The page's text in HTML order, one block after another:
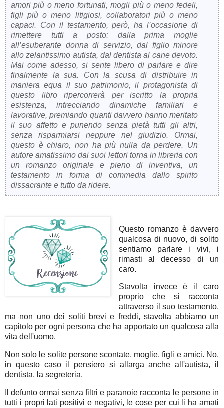
amori più o meno fortunati, mogli più o meno fedeli,
figli più o meno litigiosi, collaboratori più o meno
capaci. Con il testamento, però, ha l’occasione di
rimettere tutti a posto: dalla prima moglie
all’esuberante donna di servizio, dal figlio minore
allo zelantissimo autista, dal dentista al cane devoto.
Mai come adesso, si sente libero di parlare e dire
finalmente la sua. Con la scusa di distribuire in
maniera equa il suo patrimonio, il protagonista di
questo libro ripercorrerà per iscritto la propria
esistenza, intrecciando dinamiche familiari e
lavorative, premiando quanti davvero hanno meritato
il suo affetto e punendo senza pietà tutti gli altri,
senza risparmiarsi neppure nel giudizio. Ormai,
questo è chiaro, non ha più nulla da perdere. Un
autore amatissimo dai suoi lettori torna in libreria con
un romanzo originale e pieno di inventiva, un
testamento in forma di commedia dallo spirito
dissacrante e tutto da ridere.
Questo romanzo è davvero
qualcosa di nuovo, di solito
sentiamo parlare i vivi, i
rimasti al decesso di un
caro.
Stavolta invece è il caro
proprio che si racconta
attraverso il suo testamento,
ma non uno dei soliti brevi e freddi, stavolta abbiamo un
capitolo per ogni persona che ha apportato un qualcosa alla
vita dell'uomo.
Non solo le solite persone scontate, moglie, figli e amici. No,
in questo caso il pensiero si allarga anche all'autista, il
dentista, la segreteria.
Il defunto ormai senza filtri e paranoie racconta le persone in
tutti i propri lati positivi e negativi, le cose per cui li ha amati